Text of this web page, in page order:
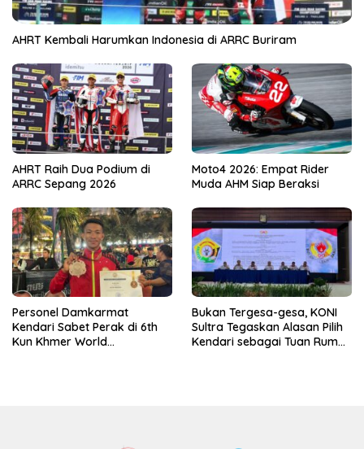
AHRT Kembali Harumkan Indonesia di ARRC Buriram
AHRT Raih Dua Podium di
ARRC Sepang 2026
Moto4 2026: Empat Rider
Muda AHM Siap Beraksi
Personel Damkarmat
Kendari Sabet Perak di 6th
Kun Khmer World
Bukan Tergesa-gesa, KONI
Sultra Tegaskan Alasan Pilih
Kendari sebagai Tuan Rumah